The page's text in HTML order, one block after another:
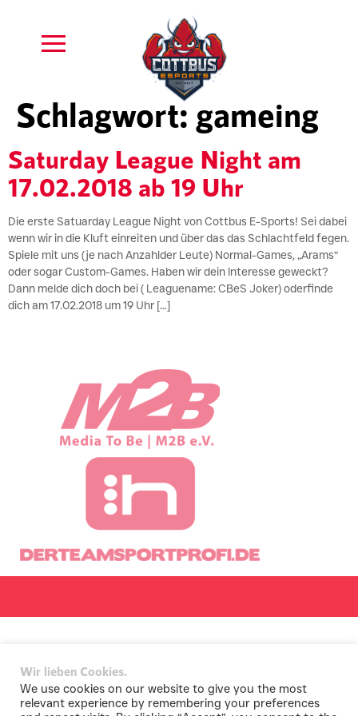
Schlagwort: gameing
Saturday League Night am
17.02.2018 ab 19 Uhr
Die erste Satuarday League Night von Cottbus E-Sports! Sei dabei
wenn wir in die Kluft einreiten und über das das Schlachtfeld fegen.
Spiele mit uns (je nach Anzahlder Leute) Normal-Games, „Arams“
oder sogar Custom-Games. Haben wir dein Interesse geweckt?
Dann melde dich doch bei ( Leaguename: CBeS Joker) oderfinde
dich am 17.02.2018 um 19 Uhr […]
Wir lieben Cookies.
We use cookies on our website to give you the most
relevant experience by remembering your preferences